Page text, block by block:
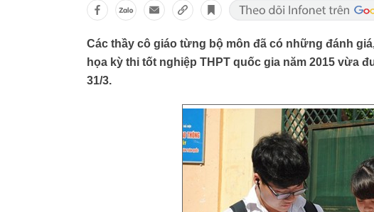
Các thầy cô giáo từng bộ môn đã có những đánh
họa kỳ thi tốt nghiệp THPT quốc gia năm 2015 vừa
31/3.